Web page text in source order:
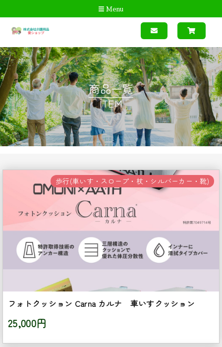
Menu
商品一覧
ITEM
歩行(車いす・スロープ・杖・シルバーカー・靴)
フォトクッション Carna カルナ 車いすクッション
25,000円